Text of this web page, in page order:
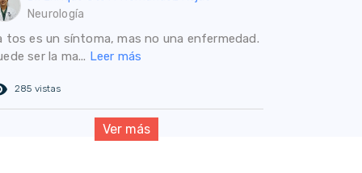
Neurología
tos es un síntoma, mas no una enfermedad.
ser la ma... Leer más
285 vistas
Ver más